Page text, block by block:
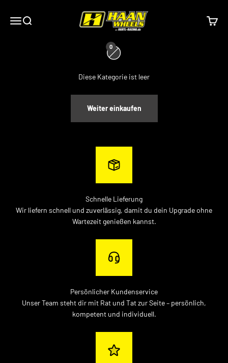
MenüSuche
Haan Wheels
0
Diese Kategorie ist leer
Weiter einkaufen
Schnelle Lieferung
Wir liefern schnell und zuverlässig, damit du dein Upgrade ohne
Wartezeit genießen kannst.
Persönlicher Kundenservice
Unser Team steht dir mit Rat und Tat zur Seite – persönlich,
kompetent und individuell.